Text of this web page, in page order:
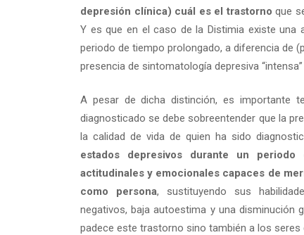
depresión clínica) cuál es el trastorno que
Y es que en el caso de la Distimia existe una
periodo de tiempo prolongado, a diferencia de
presencia de sintomatología depresiva
A pesar de dicha distinción, es importante
diagnosticado se debe sobreentender que la
la calidad de vida de quien ha sido
estados depresivos durante un
actitudinales y emocionales capaces de
como persona, sustituyendo sus
negativos, baja autoestima y una disminución
padece este trastorno sino también a los